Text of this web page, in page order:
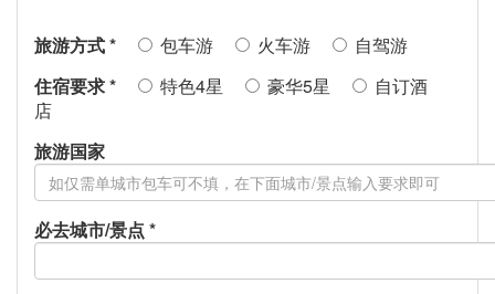
旅游方式* 包车游 火车游
自驾游
住宿要求* 特色4星 豪华5星
自订酒
店
旅游国家
必去城市/景点 *